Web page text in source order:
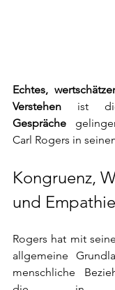
Echtes,
Verstehen ist
Gespräche
Carl Rogers in
Kongruenz,
und Empathie
Rogers hat mit
allgemeine
menschliche